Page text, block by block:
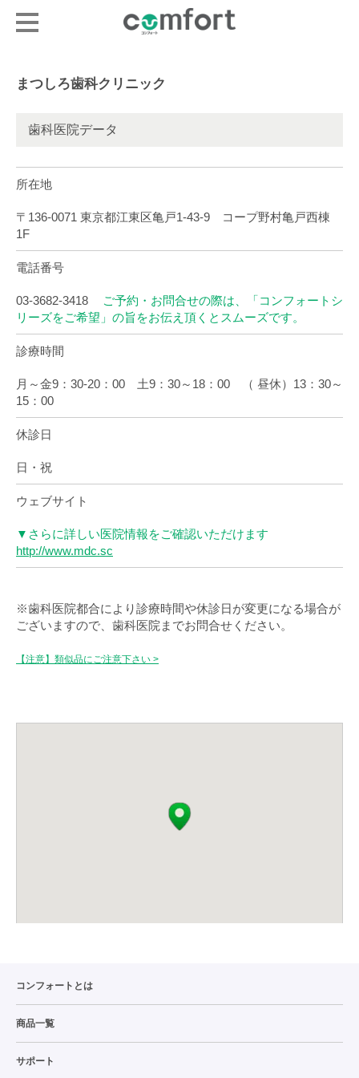
まつしろ歯科クリニック
歯科医院データ
所在地
〒136-0071 東京都江東区亀戸1-43-9 コープ野村亀戸西棟
1F
電話番号
03-3682-3418
ご予約・お問合せの際は、「コンフォートシ
リーズをご希望」の旨をお伝え頂くとスムーズです。
診療時間
月～金9：30-20：00 土9：30～18：00 （ 昼休）13：30～
15：00
休診日
日・祝
ウェブサイト
▼さらに詳しい医院情報をご確認いただけます
http://www.mdc.sc
※歯科医院都合により診療時間や休診日が変更になる場合が
ございますので、歯科医院までお問合せください。
【注意】類似品にご注意下さい >
コンフォートとは
商品一覧
サポート